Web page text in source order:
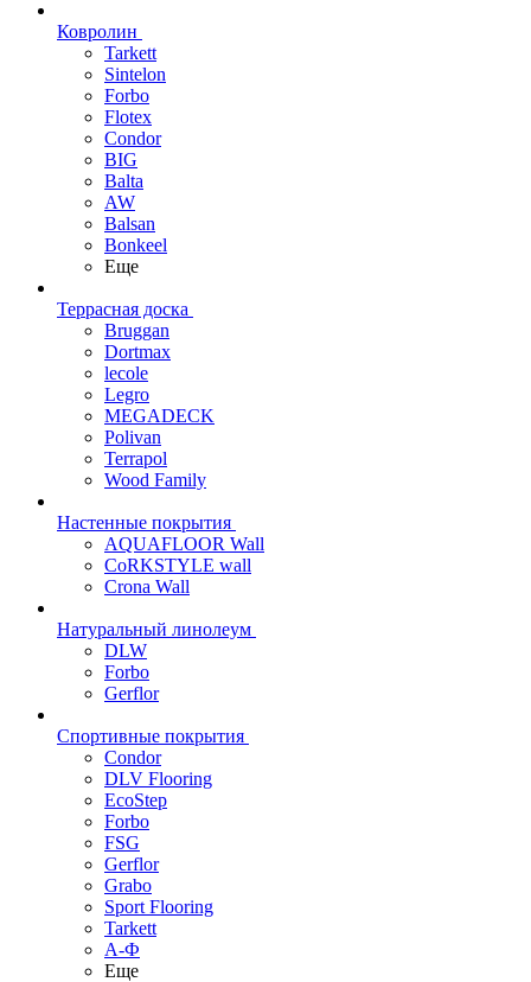
Ковролин
Tarkett
Sintelon
Forbo
Flotex
Condor
BIG
Balta
AW
Balsan
Bonkeel
Еще
Террасная доска
Bruggan
Dortmax
lecole
Legro
MEGADECK
Polivan
Terrapol
Wood Family
Настенные покрытия
AQUAFLOOR Wall
CoRKSTYLE wall
Crona Wall
Натуральный линолеум
DLW
Forbo
Gerflor
Спортивные покрытия
Condor
DLV Flooring
EcoStep
Forbo
FSG
Gerflor
Grabo
Sport Flooring
Tarkett
А-Ф
Еще